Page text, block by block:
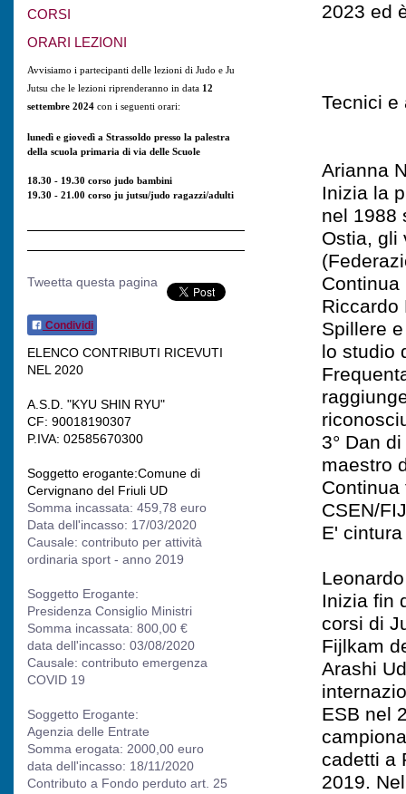
CORSI
ORARI LEZIONI
Avvisiamo i partecipanti delle lezioni di Judo e Ju
Jutsu che le lezioni riprenderanno in data 12
settembre 2024 con i seguenti orari:
lunedì e giovedì a Strassoldo presso la palestra
della scuola primaria di via delle Scuole
18.30 - 19.30 corso judo bambini
19.30 - 21.00 corso ju jutsu/judo ragazzi/adulti
Tweetta questa pagina
Condividi
ELENCO CONTRIBUTI RICEVUTI
NEL 2020
A.S.D. "KYU SHIN RYU"
CF: 90018190307
P.IVA: 02585670300
Soggetto erogante:Comune di
Cervignano del Friuli UD
Somma incassata: 459,78 euro
Data dell'incasso: 17/03/2020
Causale: contributo per attività
ordinaria sport - anno 2019
Soggetto Erogante:
Presidenza Consiglio Ministri
Somma incassata: 800,00 €
data dell'incasso: 03/08/2020
Causale: contributo emergenza
COVID 19
Soggetto Erogante:
Agenzia delle Entrate
Somma erogata: 2000,00 euro
data dell'incasso: 18/11/2020
Contributo a Fondo perduto art. 25
2023 ed
Tecnici e
Arianna
Inizia la
nel 1988
Ostia, gli
Continua
Riccardo
Spillere
lo studio
3° Dan
maestro
CSEN/
E'
Inizia fin
corsi di
Fijlkam
Arashi
ESB nel
cadetti a
2019.